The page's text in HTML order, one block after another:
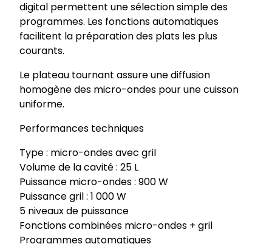
digital permettent une sélection simple des
programmes. Les fonctions automatiques
facilitent la préparation des plats les plus
courants.
Le plateau tournant assure une diffusion
homogène des micro-ondes pour une cuisson
uniforme.
Performances techniques
Type : micro-ondes avec gril
Volume de la cavité : 25 L
Puissance micro-ondes : 900 W
Puissance gril : 1 000 W
5 niveaux de puissance
Fonctions combinées micro-ondes + gril
Programmes automatiques